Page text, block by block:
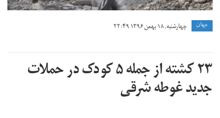
جهان چهارشنبه, ۱۸ بهمن ۱۳۹۶ ۲۲:۴۹
۲۳ کشته از جمله ۵ کودک در حملات
جدید غوطه شرقی